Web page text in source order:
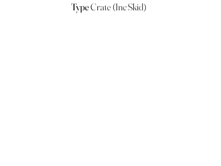
TypeCrate (Inc Skid)